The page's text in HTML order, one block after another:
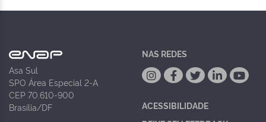
Asa Sul
SPO Área Especial 2-A
CEP 70.610-900
Brasília/DF
NAS REDES
ACESSIBILIDADE